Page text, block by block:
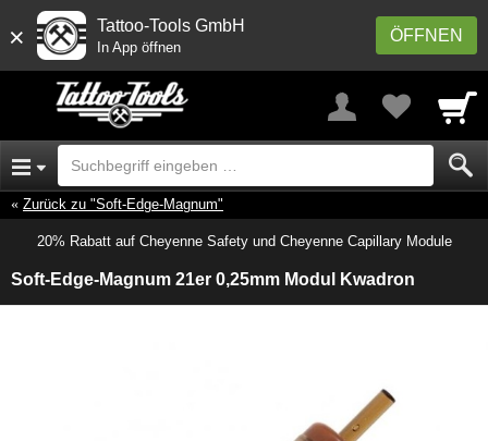
× ÖFFNEN
Tattoo-Tools GmbH
In App öffnen
Zurück zu "Soft-Edge-Magnum"
20% Rabatt auf Cheyenne Safety und Cheyenne Capillary Module
Soft-Edge-Magnum 21er 0,25mm Modul Kwadron